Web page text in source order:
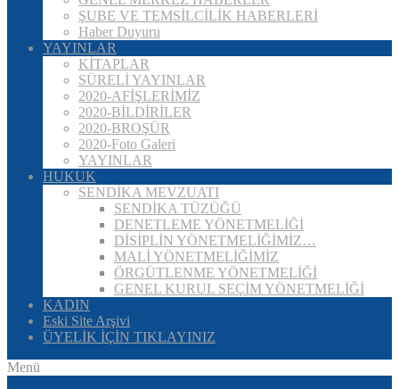
ŞUBE VE TEMSİLCİLİK HABERLERİ
Haber Duyuru
YAYINLAR
KİTAPLAR
SÜRELİ YAYINLAR
2020-AFİŞLERİMİZ
2020-BİLDİRİLER
2020-BROŞÜR
2020-Foto Galeri
YAYINLAR
HUKUK
SENDİKA MEVZUATI
SENDİKA TÜZÜĞÜ
DENETLEME YÖNETMELİĞİ
DİSİPLİN YÖNETMELİĞİMİZ…
MALİ YÖNETMELİĞİMİZ
ÖRGÜTLENME YÖNETMELİĞİ
GENEL KURUL SEÇİM YÖNETMELİĞİ
KADIN
Eski Site Arşivi
ÜYELİK İÇİN TIKLAYINIZ
Menü